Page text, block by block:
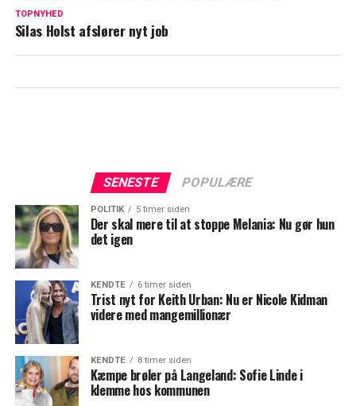
død
TOPNYHED
Silas Holst afslører nyt job
SENESTE POPULÆRE
POLITIK 5 timer siden
Der skal mere til at stoppe Melania: Nu gør hun
det igen
KENDTE 6 timer siden
Trist nyt for Keith Urban: Nu er Nicole Kidman
videre med mangemillionær
KENDTE 8 timer siden
Kæmpe brøler på Langeland: Sofie Linde i
klemme hos kommunen